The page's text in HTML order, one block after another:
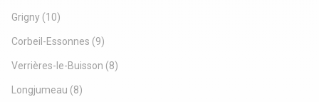
Grigny (10)
Corbeil-Essonnes (9)
Verrières-le-Buisson (8)
Longjumeau (8)